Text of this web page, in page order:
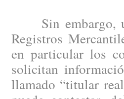
Sin embargo,
Registros
en particular los
solicitan
llamado “titular